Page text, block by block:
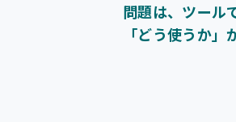
問題は、ツール
「どう使うか」